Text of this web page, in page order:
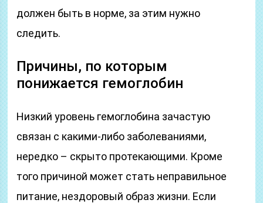
должен быть в норме, за этим нужно
следить.
Причины, по которым
понижается гемоглобин
Низкий уровень гемоглобина зачастую
связан с какими-либо заболеваниями,
нередко – скрыто протекающими. Кроме
того причиной может стать неправильное
питание, нездоровый образ жизни. Если